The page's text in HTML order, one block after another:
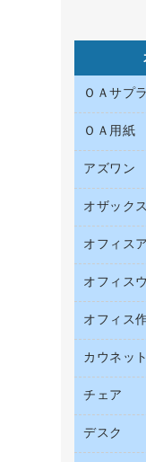
ＯＡサプ
インク
コピー
トナ
ファ
プリ
リサ
互換
ＯＡ用紙
イン
コピー
その
ハガ
ファク
ラベ
ワー
帳票用
アズワン
オフィ
オザックス
店舗
オフィス
イン
オフ
オフィス
アウ
ブラ
医療
オフィス
ペッ
結束
工場用
カウネッ
カウ
チェア
オフィ
デスク